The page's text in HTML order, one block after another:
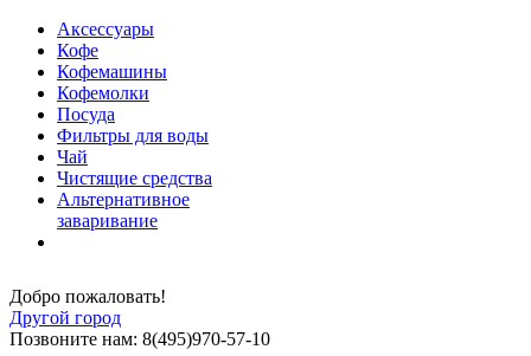
Аксессуары
Кофе
Кофемашины
Кофемолки
Посуда
Фильтры для воды
Чай
Чистящие средства
Альтернативное
заваривание
Добро пожаловать!
Другой город
Позвоните нам: 8(495)970-57-10